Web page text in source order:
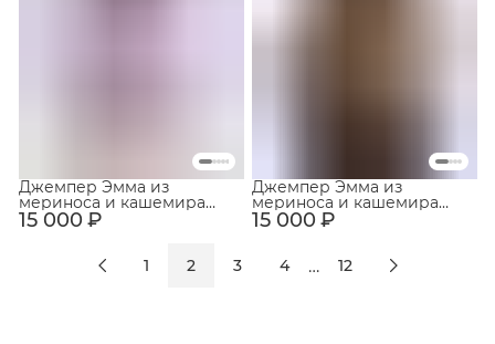
15 000 ₽
Джемпер Эмма из
мериноса и кашемира
Лавандовый 15 000 ₽
Джемпер Эмма из
мериноса и кашемира
Какао
1 2 3 4 … 12